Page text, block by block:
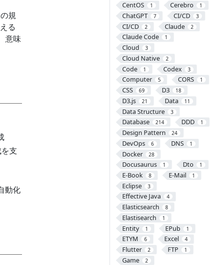
CentOS 1 Cerebro 1
ChatGPT 7 CI/CD 3
CI/CD 2 Claude 2
Claude Code 1
Cloud 3
Cloud Native 2
Code 1 Codex 3
Computer 5 CORS 1
CSS 69 D3 18
D3.js 21 Data 11
Data Structure 3
Database 214 DDD 1
Design Pattern 24
DevOps 6 DNS 1
Docker 28
Docusaurus 1 Dto 1
E-Book 8 E-Mail 1
Eclipse 3
Effective Java 4
Elasticsearch 8
Elastisearch 1
Entity 1 EPub 1
ETYM 6 Excel 4
Flutter 2 FTP 1
Game 2
規
る
意味
支
動化